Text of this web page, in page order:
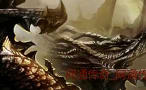
网通传奇_网通